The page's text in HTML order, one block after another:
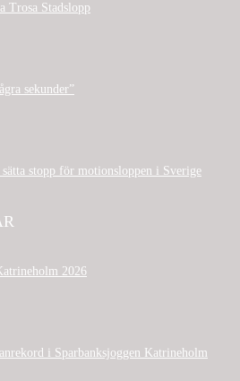
Trosa Stadslopp
sekunder”
stopp för motionsloppen i Sverige
2026
i Sparbanksjoggen Katrineholm